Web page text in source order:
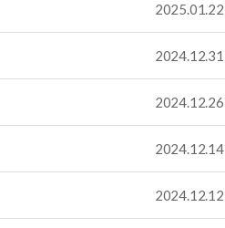
2025.01.22
2024.12.31
2024.12.26
2024.12.14
2024.12.12